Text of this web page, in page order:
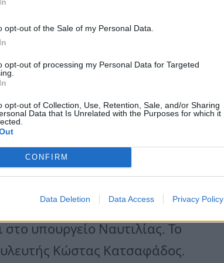
opt-out of the Sale of my Personal Data.
opt-out of processing my Personal Data for Targeted
opt-out of Collection, Use, Retention, Sale, and/or Sharing
Data that Is Unrelated with the Purposes for which it
CONFIRM
Data Deletion Data Access Privacy Policy
υφυπουργού πήρε ο Άγγελος
Μακεδονίας-Θράκης και ο Θ.
υφυπουργού
υπουργείο Ναυτιλίας. Το
Κώστας Κατσαφάδος.